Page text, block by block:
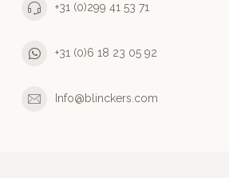
+31 (0)299 41 53 71
+31 (0)6 18 23 05 92
Info@blinckers.com